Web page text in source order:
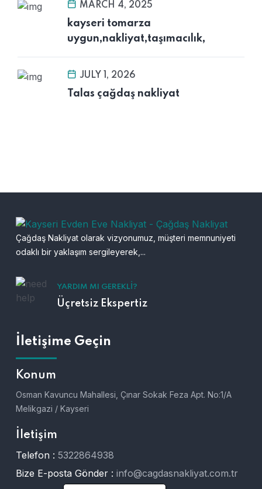
MARCH 4, 2025
kayseri tomarza
uygun,nakliyat,taşımacılık,
JULY 1, 2026
Talas çağdaş nakliyat
Çağdaş Nakliyat olarak vizyonumuz, müşteri memnuniyeti
odaklı bir yaklaşım sergileyerek,...
YARDIM MI GEREKLI?
Üçretsiz Ekspertiz
İletişime Geçin
Konum
Osman Kavuncu Mahallesi, Çınar Sokak Feza Apt. No:1/A
Melikgazi / Kayseri
İletişim
Telefon : 5322864938
Bize E-posta Gönder : info@cagdasnakliyat.com.tr